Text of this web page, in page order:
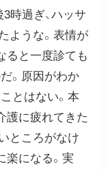
時過ぎ、ハッサ
ような。表情が
ると一度診ても
。原因がわか
とはない。本
護に疲れてきた
ところがなけ
楽になる。実